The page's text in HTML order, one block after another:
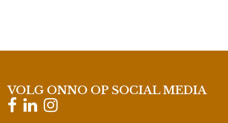
VOLG ONNO OP SOCIAL MEDIA